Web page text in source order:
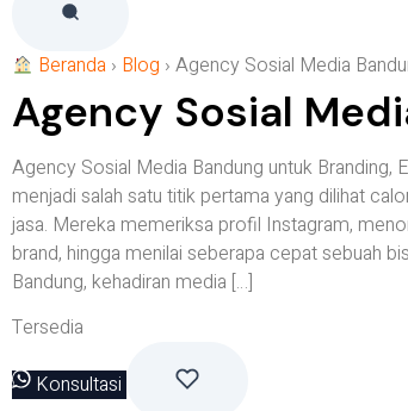
Beranda › Blog › Agency Sosial Media
Agency Sosial
Agency Sosial Media Bandung untuk Branding,
menjadi salah satu titik pertama yang dilihat
jasa. Mereka memeriksa profil Instagram,
brand, hingga menilai seberapa cepat sebuah
Bandung, kehadiran media […]
Tersedia
Konsultasi